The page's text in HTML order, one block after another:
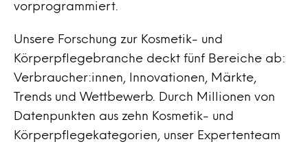
vorprogrammiert.
Unsere Forschung zur Kosmetik- und
Körperpflegebranche deckt fünf Bereiche ab:
Verbraucher:innen, Innovationen, Märkte,
Trends und Wettbewerb. Durch Millionen von
Datenpunkten aus zehn Kosmetik- und
Körperpflegekategorien, unser Expertenteam